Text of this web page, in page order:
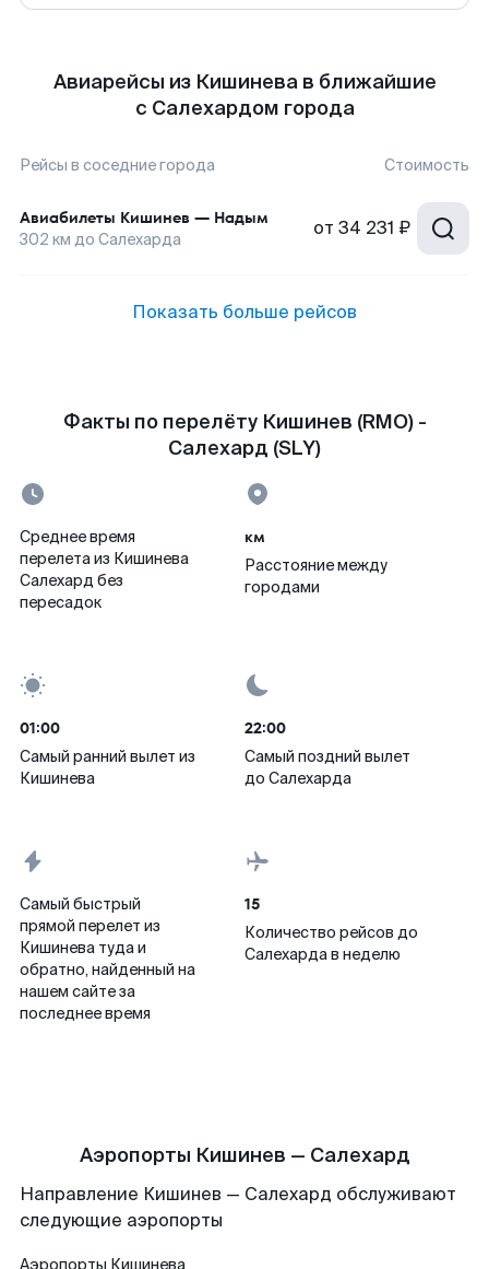
Авиарейсы из Кишинева в ближайшие
с Салехардом города
Рейсы в соседние города Стоимость
Авиабилеты Кишинев — Надым
302 км до Салехарда от 34 231 ₽
Показать больше рейсов
Факты по перелёту Кишинев (RMO) -
Салехард (SLY)
Среднее время
перелета из Кишинева
Салехард без
пересадок
км
Расстояние между
городами
01:00
Самый ранний вылет из
Кишинева
22:00
Самый поздний вылет
до Салехарда
Самый быстрый
прямой перелет из
Кишинева туда и
обратно, найденный на
нашем сайте за
последнее время
15
Количество рейсов до
Салехарда в неделю
Аэропорты Кишинев — Салехард
Направление Кишинев — Салехард обслуживают
следующие аэропорты
Аэропорты Кишинева